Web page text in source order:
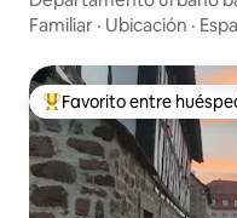
privilegiada
Familiar · Ubicación ·
De los mejores en
Favorito entre